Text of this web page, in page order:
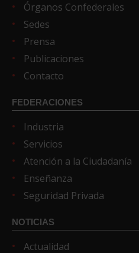
Órganos Confederales
Sedes
Prensa
Publicaciones
Contacto
FEDERACIONES
Industria
Servicios
Atención a la Ciudadanía
Enseñanza
Seguridad Privada
NOTICIAS
Actualidad